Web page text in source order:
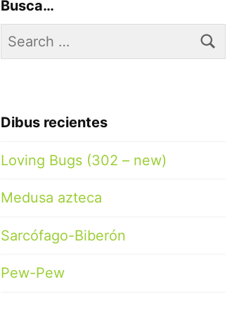
Busca…
Search
for:
Dibus recientes
Loving Bugs (302 – new)
Medusa azteca
Sarcófago-Biberón
Pew-Pew